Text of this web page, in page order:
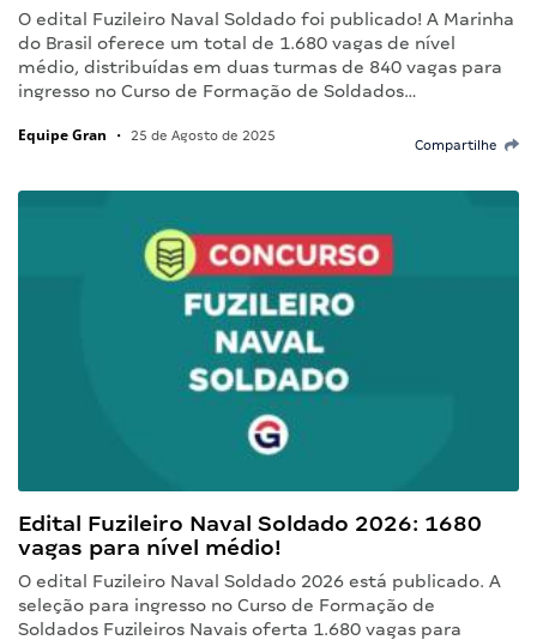
O edital Fuzileiro Naval Soldado foi publicado! A Marinha
do Brasil oferece um total de 1.680 vagas de nível
médio, distribuídas em duas turmas de 840 vagas para
ingresso no Curso de Formação de Soldados…
Equipe Gran • 25 de Agosto de 2025
Compartilhe
Edital Fuzileiro Naval Soldado 2026: 1680
vagas para nível médio!
O edital Fuzileiro Naval Soldado 2026 está publicado. A
seleção para ingresso no Curso de Formação de
Soldados Fuzileiros Navais oferta 1.680 vagas para